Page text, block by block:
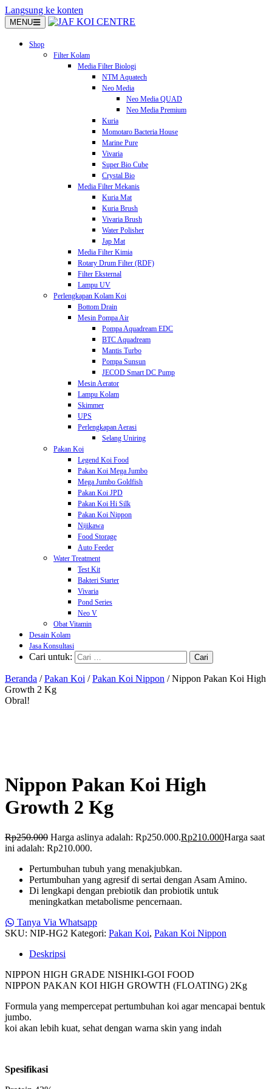
Langsung ke konten
MENU
Shop
Filter Kolam
Media Filter Biologi
NTM Aquatech
Neo Media
Neo Media QUAD
Neo Media Premium
Kuria
Momotaro Bacteria House
Marine Pure
Vivaria
Super Bio Cube
Crystal Bio
Media Filter Mekanis
Kuria Mat
Kuria Brush
Vivaria Brush
Water Polisher
Jap Mat
Media Filter Kimia
Rotary Drum Filter (RDF)
Filter Eksternal
Lampu UV
Perlengkapan Kolam Koi
Bottom Drain
Mesin Pompa Air
Pompa Aquadream EDC
BTC Aquadream
Mantis Turbo
Pompa Sunsun
JECOD Smart DC Pump
Mesin Aerator
Lampu Kolam
Skimmer
UPS
Perlengkapan Aerasi
Selang Uniring
Pakan Koi
Legend Koi Food
Pakan Koi Mega Jumbo
Mega Jumbo Goldfish
Pakan Koi JPD
Pakan Koi Hi Silk
Pakan Koi Nippon
Nijikawa
Food Storage
Auto Feeder
Water Treatment
Test Kit
Bakteri Starter
Vivaria
Pond Series
Neo V
Obat Vitamin
Desain Kolam
Jasa Konsultasi
Cari untuk:
Beranda /Pakan Koi /Pakan Koi Nippon / Nippon Pakan Koi High
Growth 2 Kg
Obral!
Nippon Pakan Koi High
Growth 2 Kg
Rp250.000 Harga aslinya adalah: Rp250.000.Rp210.000Harga saat
ini adalah: Rp210.000.
Pertumbuhan tubuh yang menakjubkan.
Pertumbuhan yang agresif di sertai dengan Asam Amino.
Di lengkapi dengan prebiotik dan probiotik untuk
meningkatkan metabolisme pencernaan.
Tanya Via Whatsapp
SKU: NIP-HG2 Kategori: Pakan Koi, Pakan Koi Nippon
Deskripsi
NIPPON HIGH GRADE NISHIKI-GOI FOOD
NIPPON PAKAN KOI HIGH GROWTH (FLOATING) 2Kg
Formula yang mempercepat pertumbuhan koi agar mencapai bentuk
jumbo.
koi akan lebih kuat, sehat dengan warna skin yang indah
Spesifikasi